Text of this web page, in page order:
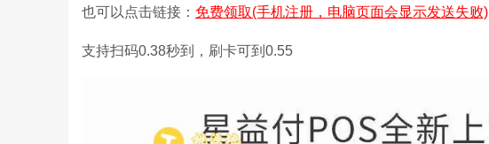
也可以点击链接： 免费领取(手机注册，电脑页面会显示发送失败)
支持扫码0.38秒到，刷卡可到0.55